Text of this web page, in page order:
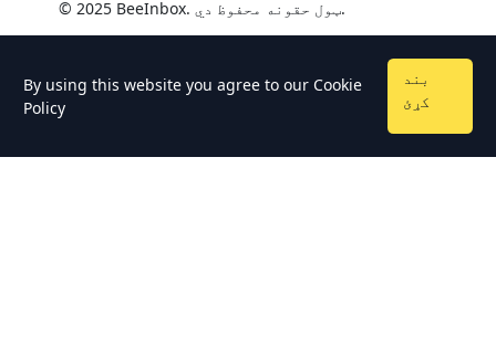
© 2025 BeeInbox. ټول حقونه محفوظ دي.
By using this website you agree to our Cookie
Policy
بند
کړئ